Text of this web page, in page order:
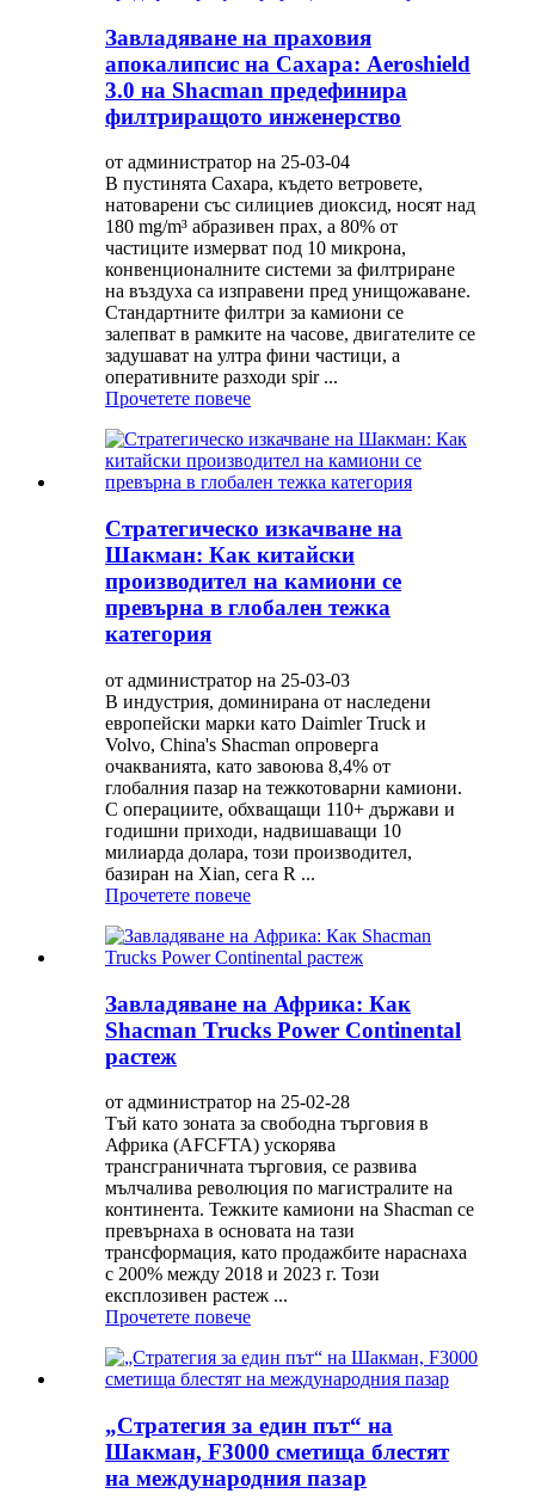
Завладяване на праховия
апокалипсис на Сахара: Aeroshield
3.0 на Shacman предефинира
филтриращото инженерство
от администратор на 25-03-04
В пустинята Сахара, където ветровете,
натоварени със силициев диоксид, носят над
180 mg/m³ абразивен прах, а 80% от
частиците измерват под 10 микрона,
конвенционалните системи за филтриране
на въздуха са изправени пред унищожаване.
Стандартните филтри за камиони се
залепват в рамките на часове, двигателите се
задушават на ултра фини частици, а
оперативните разходи spir ...
Прочетете повече
Стратегическо изкачване на
Шакман: ​​Как китайски
производител на камиони се
превърна в глобален тежка
категория
от администратор на 25-03-03
В индустрия, доминирана от наследени
европейски марки като Daimler Truck и
Volvo, China's Shacman опроверга
очакванията, като завоюва 8,4% от
глобалния пазар на тежкотоварни камиони.
С операциите, обхващащи 110+ държави и
годишни приходи, надвишаващи 10
милиарда долара, този производител,
базиран на Xian, сега R ...
Прочетете повече
Завладяване на Африка: Как
Shacman Trucks Power Continental
растеж
от администратор на 25-02-28
Тъй като зоната за свободна търговия в
Африка (AFCFTA) ускорява
трансграничната търговия, се развива
мълчалива революция по магистралите на
континента. Тежките камиони на Shacman се
превърнаха в основата на тази
трансформация, като продажбите нараснаха
с 200% между 2018 и 2023 г. Този
експлозивен растеж ...
Прочетете повече
„Стратегия за един път“ на
Шакман, F3000 сметища блестят
на международния пазар